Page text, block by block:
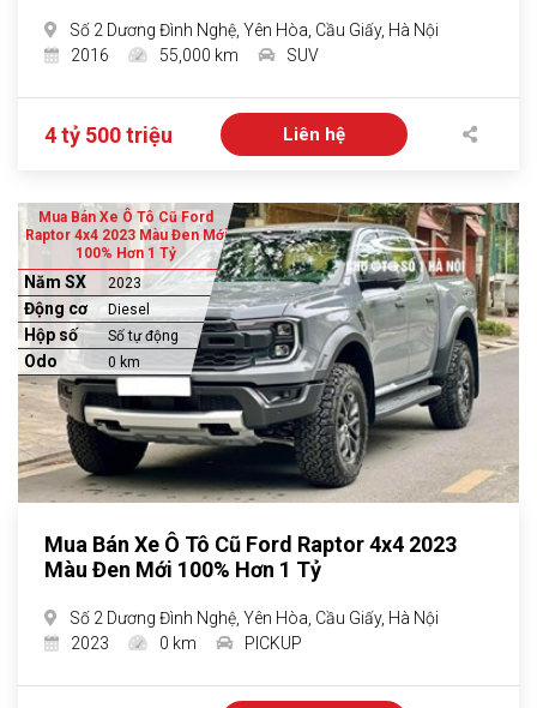
Số 2 Dương Đình Nghệ, Yên Hòa, Cầu Giấy, Hà Nội
2016
55,000 km SUV
4 tỷ 500 triệu Liên hệ
Mua Bán Xe Ô Tô Cũ Ford
Raptor 4x4 2023 Màu Đen Mới
100% Hơn 1 Tỷ
Năm SX 2023
Động cơ Diesel
Hộp số Số tự động
Odo 0 km
Mua Bán Xe Ô Tô Cũ Ford Raptor 4x4 2023
Màu Đen Mới 100% Hơn 1 Tỷ
Số 2 Dương Đình Nghệ, Yên Hòa, Cầu Giấy, Hà Nội
2023
0 km PICKUP